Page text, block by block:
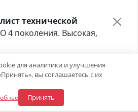
для аналитики и улучшения
вы соглашаетесь с их
Принять
технической
4 поколения. Высокая,
в форме ниже 👇